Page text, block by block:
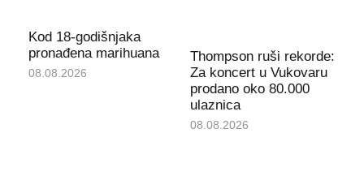
Kod 18-godišnjaka
pronađena marihuana
08.08.2026
Thompson ruši rekorde:
Za koncert u Vukovaru
prodano oko 80.000
ulaznica
08.08.2026